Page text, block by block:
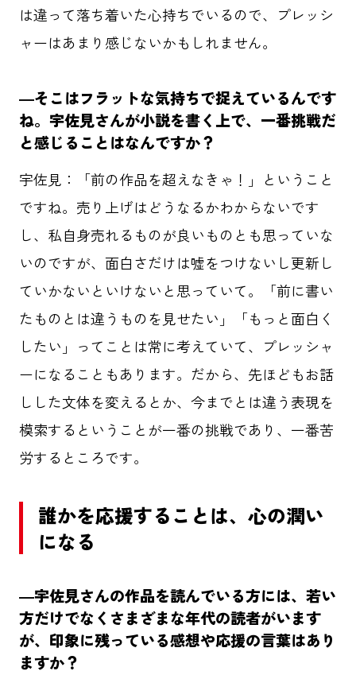
は違って落ち着いた心持ちでいるので、プレッシ
ャーはあまり感じないかもしれません。
―そこはフラットな気持ちで捉えているんです
ね。宇佐見さんが小説を書く上で、一番挑戦だ
と感じることはなんですか？
宇佐見：「前の作品を超えなきゃ！」ということ
ですね。売り上げはどうなるかわからないです
し、私自身売れるものが良いものとも思っていな
いのですが、面白さだけは嘘をつけないし更新し
ていかないといけないと思っていて。「前に書い
たものとは違うものを見せたい」「もっと面白く
したい」ってことは常に考えていて、プレッシャ
ーになることもあります。だから、先ほどもお話
しした文体を変えるとか、今までとは違う表現を
模索するということが一番の挑戦であり、一番苦
労するところです。
誰かを応援することは、心の潤い
になる
―宇佐見さんの作品を読んでいる方には、若い
方だけでなくさまざまな年代の読者がいます
が、印象に残っている感想や応援の言葉はあり
ますか？